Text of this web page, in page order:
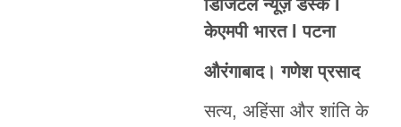
डिजिटल न्यूज़ डेस्क l
केएमपी भारत l पटना
औरंगाबाद। गणेश प्रसाद
सत्य, अहिंसा और शांति के